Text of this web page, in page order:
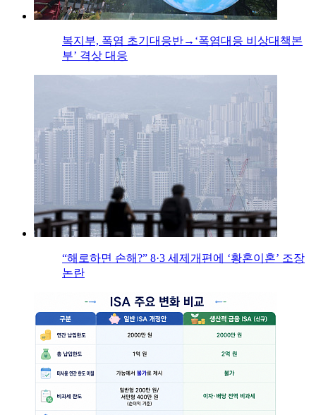
복지부, 폭염 초기대응반→‘폭염대응 비상대책본
부’ 격상 대응
“해로하면 손해?” 8·3 세제개편에 ‘황혼이혼’ 조장
논란